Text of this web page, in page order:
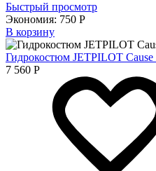
Быстрый просмотр
Экономия: 750 Р
В корзину
Гидрокостюм JETPILOT
7 560 Р